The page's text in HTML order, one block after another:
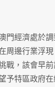
門經濟處於
周邊行業浮
戰，該會早
予特區政府